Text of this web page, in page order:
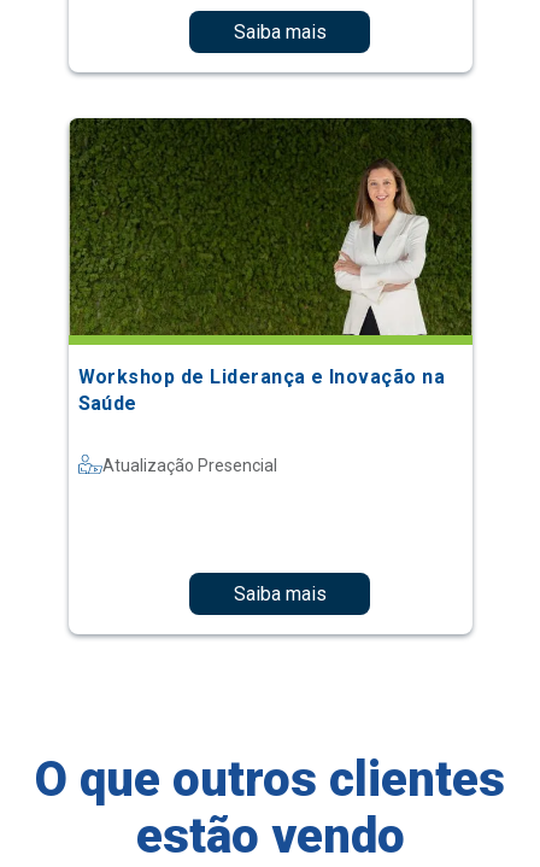
Saiba mais
Workshop de Liderança e Inovação na
Saúde
Atualização Presencial
Saiba mais
O que outros clientes
estão vendo